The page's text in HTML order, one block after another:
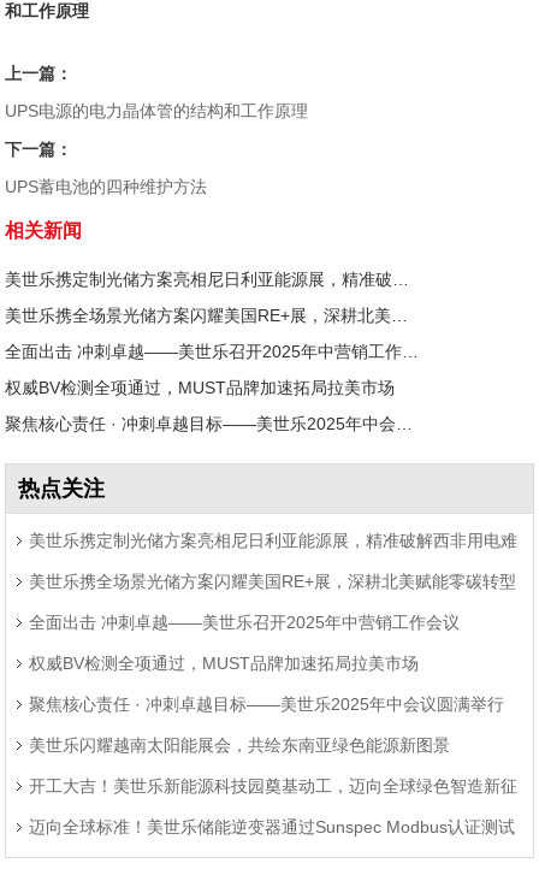
和工作原理
上一篇：
UPS电源的电力晶体管的结构和工作原理
下一篇：
UPS蓄电池的四种维护方法
相关新闻
美世乐携定制光储方案亮相尼日利亚能源展，精准破解西非用电难题
美世乐携全场景光储方案闪耀美国RE+展，深耕北美赋能零碳转型
全面出击 冲刺卓越——美世乐召开2025年中营销工作会议
权威BV检测全项通过，MUST品牌加速拓局拉美市场
聚焦核心责任 · 冲刺卓越目标——美世乐2025年中会议圆满举行
热点关注
美世乐携定制光储方案亮相尼日利亚能源展，精准破解西非用电难
题 美世乐携全场景光储方案闪耀美国RE+展，深耕北美赋能零碳转型
全面出击 冲刺卓越——美世乐召开2025年中营销工作会议
权威BV检测全项通过，MUST品牌加速拓局拉美市场
聚焦核心责任 · 冲刺卓越目标——美世乐2025年中会议圆满举行
美世乐闪耀越南太阳能展会，共绘东南亚绿色能源新图景
开工大吉！美世乐新能源科技园奠基动工，迈向全球绿色智造新征
程 迈向全球标准！美世乐储能逆变器通过Sunspec Modbus认证测试